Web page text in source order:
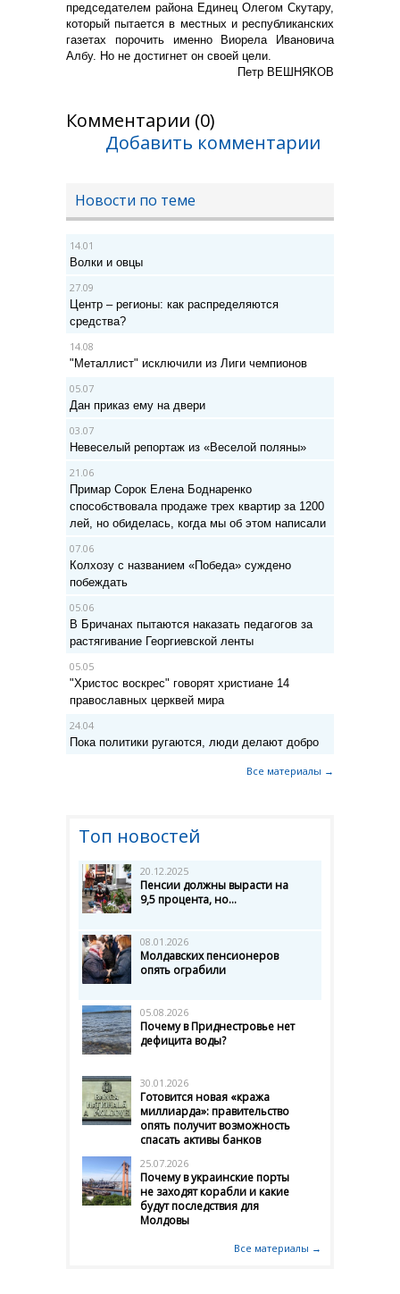
председателем района Единец Олегом Скутару,
который пытается в местных и республиканских
газетах порочить именно Виорела Ивановича
Албу. Но не достигнет он своей цели.
Петр ВЕШНЯКОВ
Комментарии (0)
Добавить комментарии
Новости по теме
14.01
Волки и овцы
27.09
Центр – регионы: как распределяются
средства?
14.08
"Металлист" исключили из Лиги чемпионов
05.07
Дан приказ ему на двери
03.07
Невеселый репортаж из «Веселой поляны»
21.06
Примар Сорок Елена Боднаренко
способствовала продаже трех квартир за 1200
лей, но обиделась, когда мы об этом написали
07.06
Колхозу с названием «Победа» суждено
побеждать
05.06
В Бричанах пытаются наказать педагогов за
растягивание Георгиевской ленты
05.05
"Христос воскрес" говорят христиане 14
православных церквей мира
24.04
Пока политики ругаются, люди делают добро
Все материалы →
Топ новостей
20.12.2025
Пенсии должны вырасти на
9,5 процента, но...
08.01.2026
Молдавских пенсионеров
опять ограбили
05.08.2026
Почему в Приднестровье нет
дефицита воды?
30.01.2026
Готовится новая «кража
миллиарда»: правительство
опять получит возможность
спасать активы банков
25.07.2026
Почему в украинские порты
не заходят корабли и какие
будут последствия для
Молдовы
Все материалы →